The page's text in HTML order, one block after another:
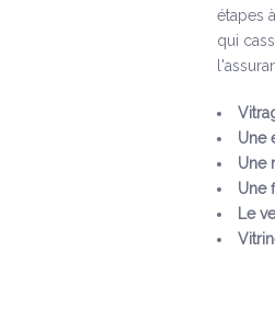
étapes
qui
Une
Une
Une
Le